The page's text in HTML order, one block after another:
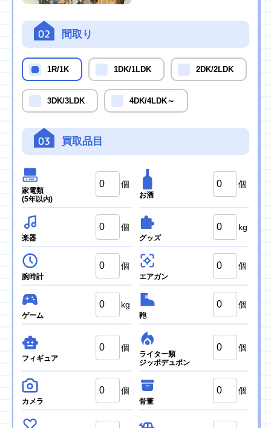
02 間取り
1R/1K 1DK/1LDK 2DK/2LDK
3DK/3LDK 4DK/4LDK～
03 買取品目
家電類
(5年以内)
個
お酒
個
楽器
個
グッズ
kg
腕時計
個
エアガン
個
ゲーム
kg
鞄
個
フィギュア
個
ライター類
ジッポデュポン
個
カメラ
個
骨董
個